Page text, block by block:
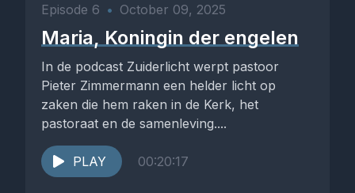
Episode 6 • October 09, 2025
Maria, Koningin der engelen
In de podcast Zuiderlicht werpt pastoor
Pieter Zimmermann een helder licht op
zaken die hem raken in de Kerk, het
pastoraat en de samenleving....
PLAY 00:20:17